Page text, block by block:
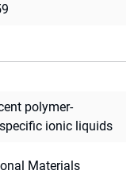
polymer-
ionic liquids
Materials